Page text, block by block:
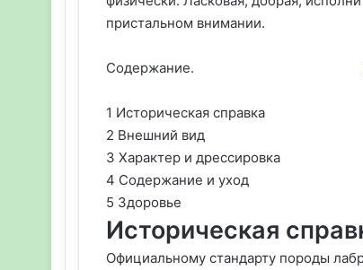
пристальном внимании.
Содержание.
1 Историческая справка
2 Внешний вид
3 Характер и дрессировка
4 Содержание и уход
5 Здоровье
Историческая
Официальному стандарту породы